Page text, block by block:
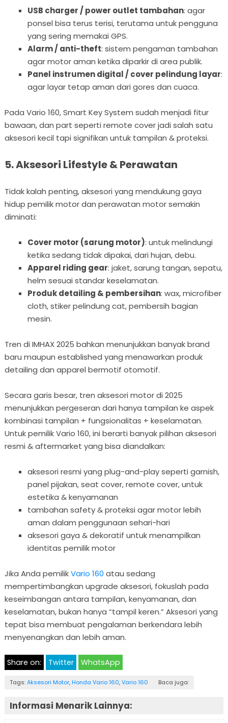
USB charger / power outlet tambahan: agar
ponsel bisa terus terisi, terutama untuk pengguna
yang sering memakai GPS.
Alarm / anti-theft: sistem pengaman tambahan
agar motor aman ketika diparkir di area publik.
Panel instrumen digital / cover pelindung layar:
agar layar tetap aman dari gores dan cuaca.
Pada Vario 160, Smart Key System sudah menjadi fitur
bawaan, dan part seperti remote cover jadi salah satu
aksesori kecil tapi signifikan untuk tampilan & proteksi.
5. Aksesori Lifestyle & Perawatan
Tidak kalah penting, aksesori yang mendukung gaya
hidup pemilik motor dan perawatan motor semakin
diminati:
Cover motor (sarung motor): untuk melindungi
ketika sedang tidak dipakai, dari hujan, debu.
Apparel riding gear: jaket, sarung tangan, sepatu,
helm sesuai standar keselamatan.
Produk detailing & pembersihan: wax, microfiber
cloth, stiker pelindung cat, pembersih bagian
mesin.
Tren di IMHAX 2025 bahkan menunjukkan banyak brand
baru maupun established yang menawarkan produk
detailing dan apparel bermotif otomotif.
Secara garis besar, tren aksesori motor di 2025
menunjukkan pergeseran dari hanya tampilan ke aspek
kombinasi tampilan + fungsionalitas + keselamatan.
Untuk pemilik Vario 160, ini berarti banyak pilihan aksesori
resmi & aftermarket yang bisa diandalkan:
aksesori resmi yang plug-and-play seperti garnish,
panel pijakan, seat cover, remote cover, untuk
estetika & kenyamanan
tambahan safety & proteksi agar motor lebih
aman dalam penggunaan sehari-hari
aksesori gaya & dekoratif untuk menampilkan
identitas pemilik motor
Jika Anda pemilikVario 160 atau sedang
mempertimbangkan upgrade aksesori, fokuslah pada
keseimbangan antara tampilan, kenyamanan, dan
keselamatan, bukan hanya “tampil keren.” Aksesori yang
tepat bisa membuat pengalaman berkendara lebih
menyenangkan dan lebih aman.
Share on: Twitter WhatsApp
Tags:Aksesori Motor, Honda Vario 160,Vario 160 Baca juga:
Informasi Menarik Lainnya: